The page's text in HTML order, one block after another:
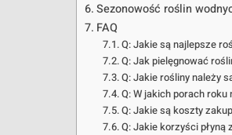
Sezonowość roślin
FAQ
Q: Jakie są najlepsze
Q: Jak pielęgnować
Q: Jakie rośliny należy
Q: W jakich porach
Q: Jakie są koszty
Q: Jakie korzyści płyną